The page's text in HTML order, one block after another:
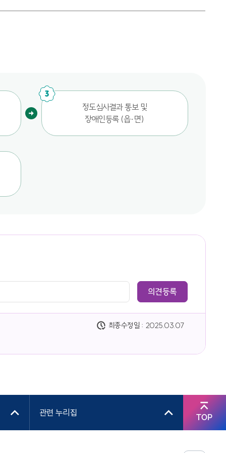
3
정도심사결과 통보 및
장애인등록 (읍·면)
최종수정일 : 2025.03.07
관련 누리집 TOP